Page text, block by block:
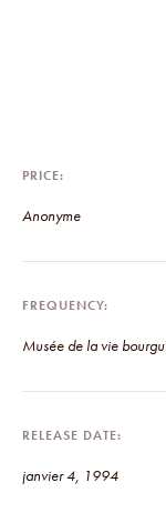
PRICE
Anonyme
FREQUENCY
Musée de la vie
RELEASE DATE
janvier 4, 1994